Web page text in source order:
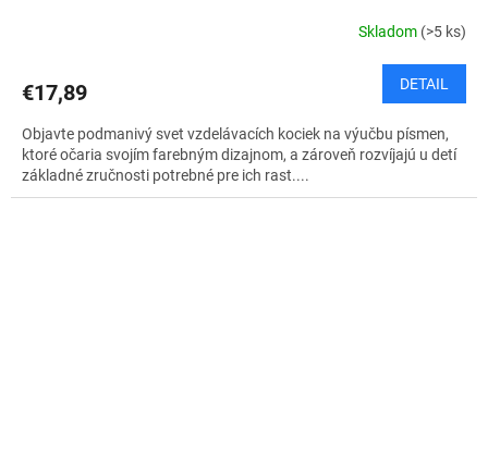
Skladom (>5 ks)
€17,89 DETAIL
Objavte podmanivý svet vzdelávacích kociek na výučbu písmen,
ktoré očaria svojím farebným dizajnom, a zároveň rozvíjajú u detí
základné zručnosti potrebné pre ich rast....